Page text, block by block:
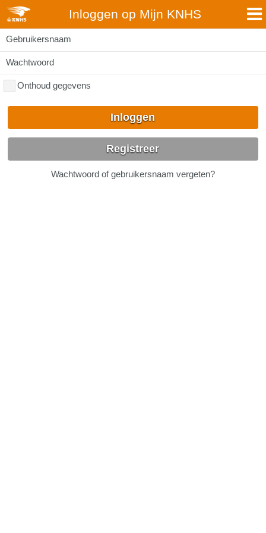
Inloggen op Mijn KNHS
Gebruikersnaam
Wachtwoord
Onthoud gegevens
Inloggen
Registreer
Wachtwoord of gebruikersnaam vergeten?